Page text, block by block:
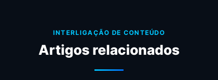
INTERLIGAÇÃO DE CONTEÚDO
Artigos relacionados